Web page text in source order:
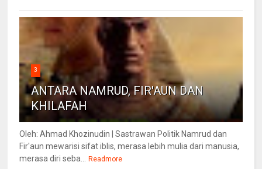
3
ANTARA NAMRUD, FIR'AUN DAN
KHILAFAH
Oleh: Ahmad Khozinudin | Sastrawan Politik Namrud dan
Fir'aun mewarisi sifat iblis, merasa lebih mulia dari manusia,
merasa diri seba...
Readmore